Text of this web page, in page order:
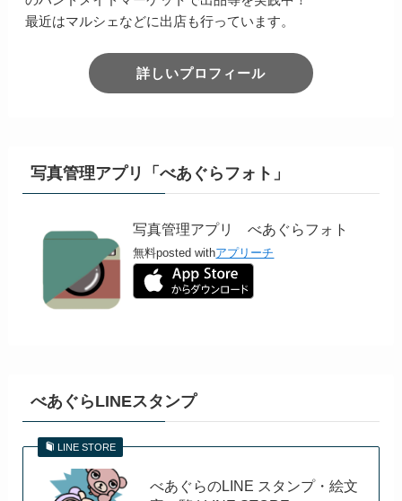
最近はマルシェなどに出店も行っています。
詳しいプロフィール
写真管理アプリ「べあぐらフォト」
写真管理アプリ べあぐらフォト
無料posted withアプリーチ
べあぐらLINEスタンプ
LINE STORE
べあぐらのLINE スタンプ・絵文